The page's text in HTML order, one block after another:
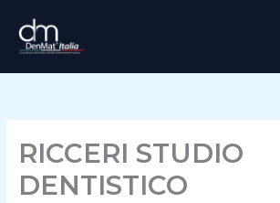
contenuto
RICCERI STUDIO
DENTISTICO